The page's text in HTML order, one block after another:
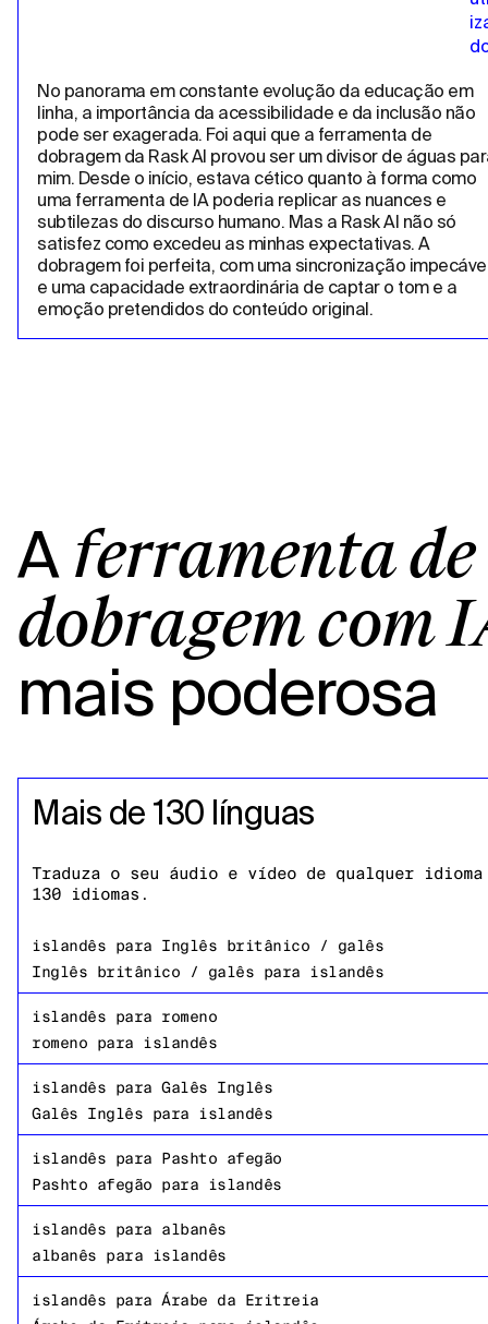
No panorama em constante evolução da educação em
linha, a importância da acessibilidade e da inclusão não
pode ser exagerada. Foi aqui que a ferramenta de
dobragem da Rask AI provou ser um divisor de águas
mim. Desde o início, estava cético quanto à forma como
uma ferramenta de IA poderia replicar as nuances e
subtilezas do discurso humano. Mas a Rask AI não só
satisfez como excedeu as minhas expectativas. A
dobragem foi perfeita, com uma sincronização
e uma capacidade extraordinária de captar o tom e a
emoção pretendidos do conteúdo original.
A ferramenta de
dobragem com
mais poderosa
Mais de 130 línguas
Traduza o seu áudio e vídeo de qualquer
130 idiomas.
islandês para Inglês britânico / galês
Inglês britânico / galês para islandês
islandês para romeno
romeno para islandês
islandês para Galês Inglês
Galês Inglês para islandês
islandês para Pashto afegão
Pashto afegão para islandês
islandês para albanês
albanês para islandês
islandês para Árabe da Eritreia